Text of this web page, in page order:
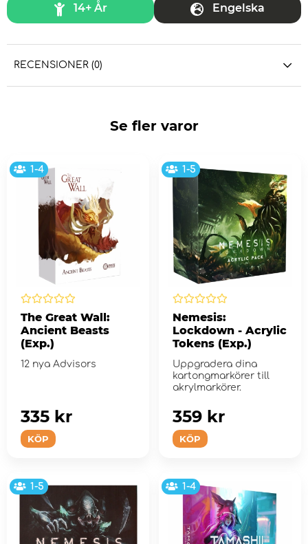
14+ År Engelska
RECENSIONER (0)
Se fler varor
1-4
The Great Wall:
Ancient Beasts
(Exp.)
12 nya Advisors
KÖP
335 kr
1-5
Nemesis:
Lockdown - Acrylic
Tokens (Exp.)
Uppgradera dina
kartongmarkörer till
akrylmarkörer.
KÖP
359 kr
1-5 1-4